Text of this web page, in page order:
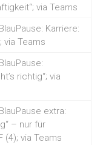
via Teams
Karriere:
via Teams
richtig“; via
extra:
– nur für
(4); via Teams